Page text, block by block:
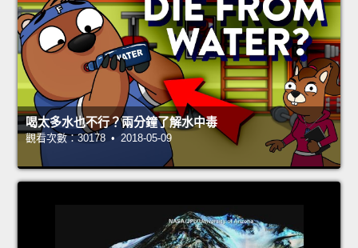
喝太多水也不行？兩分鐘了解水中毒
觀看次數：30178 • 2018-05-09